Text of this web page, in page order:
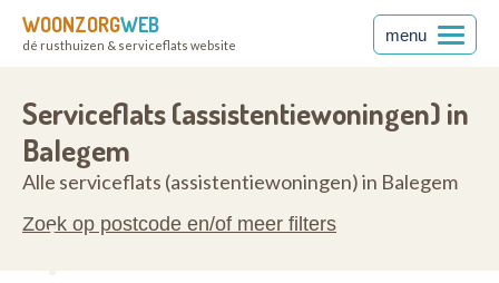
WOONZORGWEB
dé rusthuizen & serviceflats website
menu
Serviceflats (assistentiewoningen) in
Balegem
Alle serviceflats (assistentiewoningen) in Balegem
Zoek op postcode en/of meer filters